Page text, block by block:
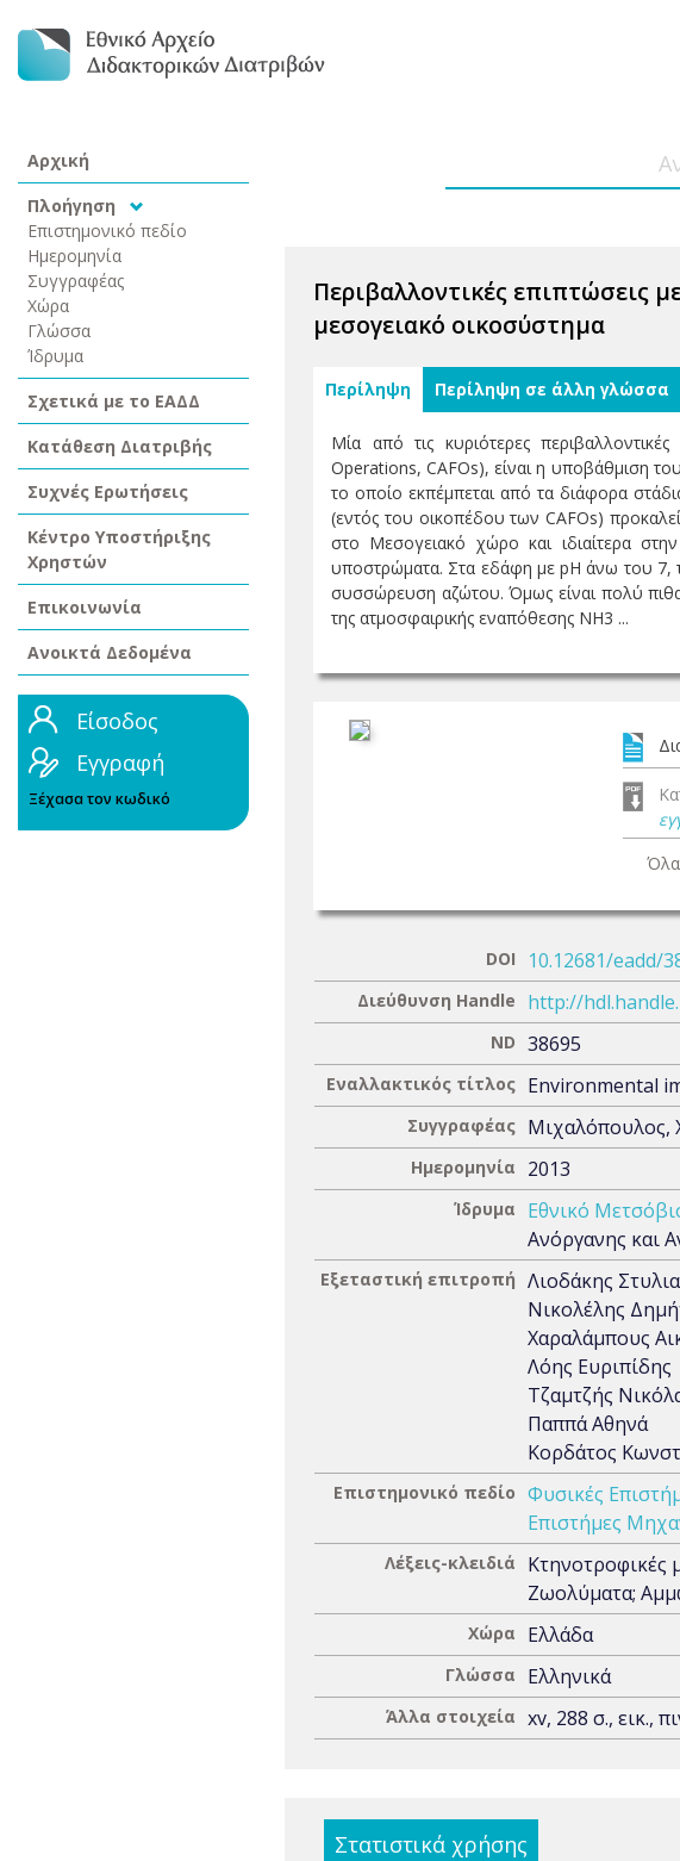
Αρχική
Πλοήγηση
Επιστημονικό πεδίο
Ημερομηνία
Συγγραφέας
Χώρα
Γλώσσα
Ίδρυμα
Σχετικά με το ΕΑΔΔ
Κατάθεση Διατριβής
Συχνές Ερωτήσεις
Κέντρο Υποστήριξης
Χρηστών
Επικοινωνία
Ανοικτά Δεδομένα
Είσοδος
Εγγραφή
Ξέχασα τον κωδικό
Περιβαλλοντικές επιπτώσεις
μεσογειακό οικοσύστημα
Περίληψη Περίληψη σε άλλη γλώσσα
Μία από τις κυριότερες
Operations, CAFOs), είναι η υποβάθμιση
το οποίο εκπέμπεται από τα διάφορα
(εντός του οικοπέδου των CAFOs)
στο Μεσογειακό χώρο και ιδιαίτερα
υποστρώματα. Στα εδάφη με pH άνω του 7,
συσσώρευση αζώτου. Όμως είναι πολύ
της ατμοσφαιρικής εναπόθεσης ΝΗ3 ...
Όλα
DOI 10.12681/eadd/
Διεύθυνση Handle http://
ND 38695
Εναλλακτικός τίτλος Environmental
Συγγραφέας Μιχαλόπουλος,
Ημερομηνία 2013
Ίδρυμα Εθνικό
Ανόργανης και
Εξεταστική επιτροπή Λιοδάκης
Νικολέλης
Χαραλάμπους
Λόης Ευριπίδης
Τζαμτζής
Παππά Αθηνά
Κορδάτος
Επιστημονικό πεδίο Φυσικές
Επιστήμες
Λέξεις-κλειδιά
Κτηνοτροφικές
Ζωολύματα;
Χώρα Ελλάδα
Γλώσσα Ελληνικά
Άλλα στοιχεία xv, 288 σ., εικ.,
Στατιστικά χρήσης